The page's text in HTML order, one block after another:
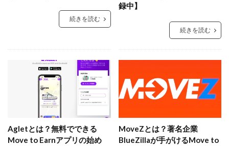
続きを読む
録中】
続きを読む
Agletとは？無料でできる
Move to Earnアプリの始め
MoveZとは？著名企業
BlueZillaが手がけるMove to